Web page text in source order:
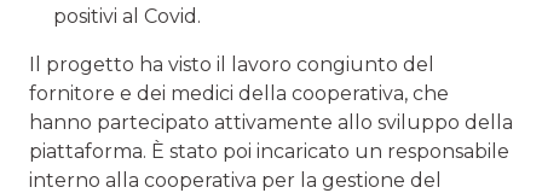
positivi al Covid.
Il progetto ha visto il lavoro congiunto del
fornitore e dei medici della cooperativa, che
hanno partecipato attivamente allo sviluppo della
piattaforma. È stato poi incaricato un responsabile
interno alla cooperativa per la gestione del